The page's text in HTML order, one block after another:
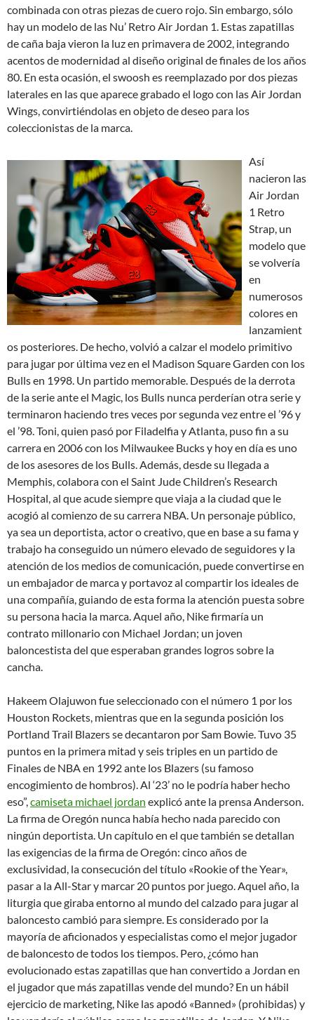
combinada con otras piezas de cuero rojo. Sin embargo, sólo
hay un modelo de las Nu’ Retro Air Jordan 1. Estas zapatillas
de caña baja vieron la luz en primavera de 2002, integrando
acentos de modernidad al diseño original de finales de los años
80. En esta ocasión, el swoosh es reemplazado por dos piezas
laterales en las que aparece grabado el logo con las Air Jordan
Wings, convirtiéndolas en objeto de deseo para los
coleccionistas de la marca.
Así
nacieron las
Air Jordan
1 Retro
Strap, un
modelo que
se volvería
en
numerosos
colores en
lanzamient
os posteriores. De hecho, volvió a calzar el modelo primitivo
para jugar por última vez en el Madison Square Garden con los
Bulls en 1998. Un partido memorable. Después de la derrota
de la serie ante el Magic, los Bulls nunca perderían otra serie y
terminaron haciendo tres veces por segunda vez entre el ’96 y
el ’98. Toni, quien pasó por Filadelfia y Atlanta, puso fin a su
carrera en 2006 con los Milwaukee Bucks y hoy en día es uno
de los asesores de los Bulls. Además, desde su llegada a
Memphis, colabora con el Saint Jude Children’s Research
Hospital, al que acude siempre que viaja a la ciudad que le
acogió al comienzo de su carrera NBA. Un personaje público,
ya sea un deportista, actor o creativo, que en base a su fama y
trabajo ha conseguido un número elevado de seguidores y la
atención de los medios de comunicación, puede convertirse en
un embajador de marca y portavoz al compartir los ideales de
una compañía, guiando de esta forma la atención puesta sobre
su persona hacia la marca. Aquel año, Nike firmaría un
contrato millonario con Michael Jordan; un joven
baloncestista del que esperaban grandes logros sobre la
cancha.
Hakeem Olajuwon fue seleccionado con el número 1 por los
Houston Rockets, mientras que en la segunda posición los
Portland Trail Blazers se decantaron por Sam Bowie. Tuvo 35
puntos en la primera mitad y seis triples en un partido de
Finales de NBA en 1992 ante los Blazers (su famoso
encogimiento de hombros). Al ‘23’ no le podría haber hecho
eso”,camiseta michael jordan explicó ante la prensa Anderson.
La firma de Oregón nunca había hecho nada parecido con
ningún deportista. Un capítulo en el que también se detallan
las exigencias de la firma de Oregón: cinco años de
exclusividad, la consecución del título «Rookie of the Year»,
pasar a la All-Star y marcar 20 puntos por juego. Aquel año, la
liturgia que giraba entorno al mundo del calzado para jugar al
baloncesto cambió para siempre. Es considerado por la
mayoría de aficionados y especialistas como el mejor jugador
de baloncesto de todos los tiempos. Pero, ¿cómo han
evolucionado estas zapatillas que han convertido a Jordan en
el jugador que más zapatillas vende del mundo? En un hábil
ejercicio de marketing, Nike las apodó «Banned» (prohibidas) y